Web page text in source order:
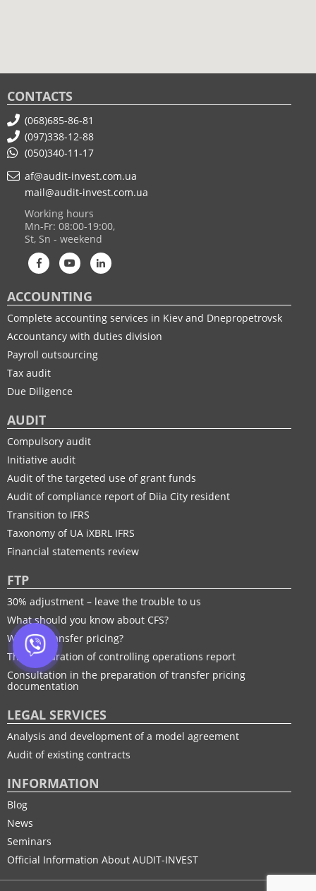
CONTACTS
(068)685-86-81
(097)338-12-88
(050)340-11-17
af@audit-invest.com.ua
mail@audit-invest.com.ua
Working hours
Mn-Fr: 08:00-19:00,
St, Sn - weekend
ACCOUNTING
Complete accounting services in Kiev and Dnepropetrovsk
Accountancy with duties division
Payroll outsourcing
Tax audit
Due Diligence
AUDIT
Compulsory audit
Initiative audit
Audit of the targeted use of grant funds
Audit of compliance report of Diia City resident
Transition to IFRS
Taxonomy of UA іXBRL IFRS
Financial statements review
FTP
30% adjustment – leave the trouble to us
What should you know about CFS?
What is transfer pricing?
The preparation of controlling operations report
Consultation in the preparation of transfer pricing
documentation
LEGAL SERVICES
Analysis and development of a model agreement
Audit of existing contracts
INFORMATION
Blog
News
Seminars
Official Information About AUDIT-INVEST